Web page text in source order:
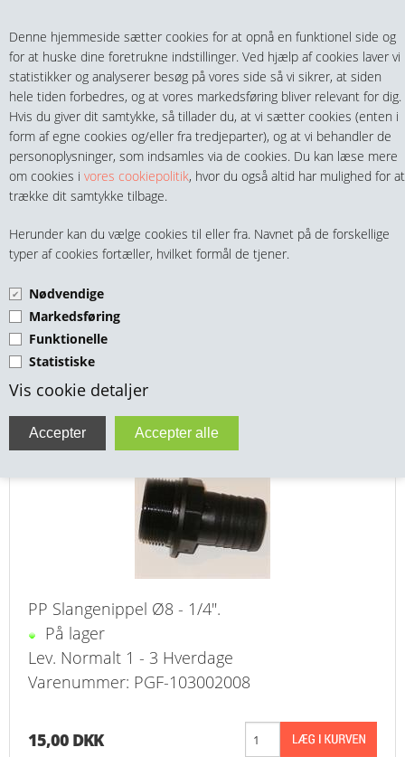
Denne hjemmeside sætter cookies for at opnå en funktionel side og
for at huske dine foretrukne indstillinger. Ved hjælp af cookies laver vi
statistikker og analyserer besøg på vores side så vi sikrer, at siden
hele tiden forbedres, og at vores markedsføring bliver relevant for dig.
Hvis du giver dit samtykke, så tillader du, at vi sætter cookies (enten i
form af egne cookies og/eller fra tredjeparter), og at vi behandler de
personoplysninger, som indsamles via de cookies. Du kan læse mere
om cookies i vores cookiepolitik, hvor du også altid har mulighed for at
trække dit samtykke tilbage.
Herunder kan du vælge cookies til eller fra. Navnet på de forskellige
typer af cookies fortæller, hvilket formål de tjener.
Nødvendige
Markedsføring
Funktionelle
Statistiske
Vis cookie detaljer
Teltech.dk 0 vare(r) i kurven
0,00 DKK
MENU
HANER & VENTILER
SLANGER, KOBLINGER & TILBEHØR
RØR & TILBEHØR
TEKNIK & AUTOMATIK
VA FITTINGS & VENTILER
VARME & TILBEHØR
ENTREPENØRARBEJDE- & UDSTYR
BEFÆSTIGELSE
BESPÆNDING, GUMMIDELE M.M.
MATERIEL HÅNDTERING
SLANGENIPPEL UDV. BSPP
GEVIND SORT PP
PP Slangenippel Ø8 - 1/4" sort
PP Slangenippel Ø8 - 1/4".
På lager
Lev. Normalt 1 - 3 Hverdage
Varenummer: PGF-103002008
15,00 DKK